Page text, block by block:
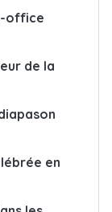
office
de la
en